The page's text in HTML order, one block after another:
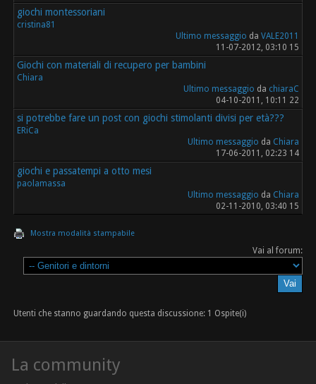
giochi montessoriani
cristina81
Ultimo messaggio da VALE2011
11-07-2012, 03:10 15
Giochi con materiali di recupero per bambini
Chiara
Ultimo messaggio da chiaraC
04-10-2011, 10:11 22
si potrebbe fare un post con giochi stimolanti divisi per età???
ERiCa
Ultimo messaggio da Chiara
17-06-2011, 02:23 14
giochi e passatempi a otto mesi
paolamassa
Ultimo messaggio da Chiara
02-11-2010, 03:40 15
Mostra modalità stampabile
Vai al forum:
Utenti che stanno guardando questa discussione: 1 Ospite(i)
La community